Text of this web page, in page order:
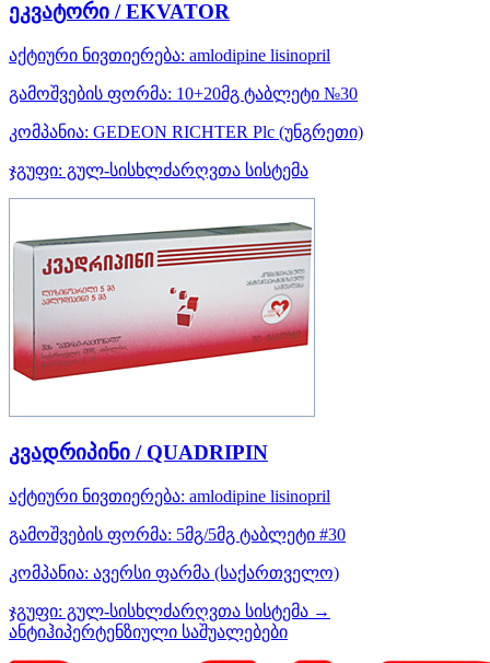
ეკვატორი / EKVATOR
აქტიური ნივთიერება: amlodipine lisinopril
გამოშვების ფორმა: 10+20მგ ტაბლეტი №30
კომპანია: GEDEON RICHTER Plc (უნგრეთი)
ჯგუფი: გულ-სისხლძარღვთა სისტემა
კვადრიპინი / QUADRIPIN
აქტიური ნივთიერება: amlodipine lisinopril
გამოშვების ფორმა: 5მგ/5მგ ტაბლეტი #30
კომპანია: ავერსი ფარმა (საქართველო)
ჯგუფი: გულ-სისხლძარღვთა სისტემა →
ანტიჰიპერტენზიული საშუალებები